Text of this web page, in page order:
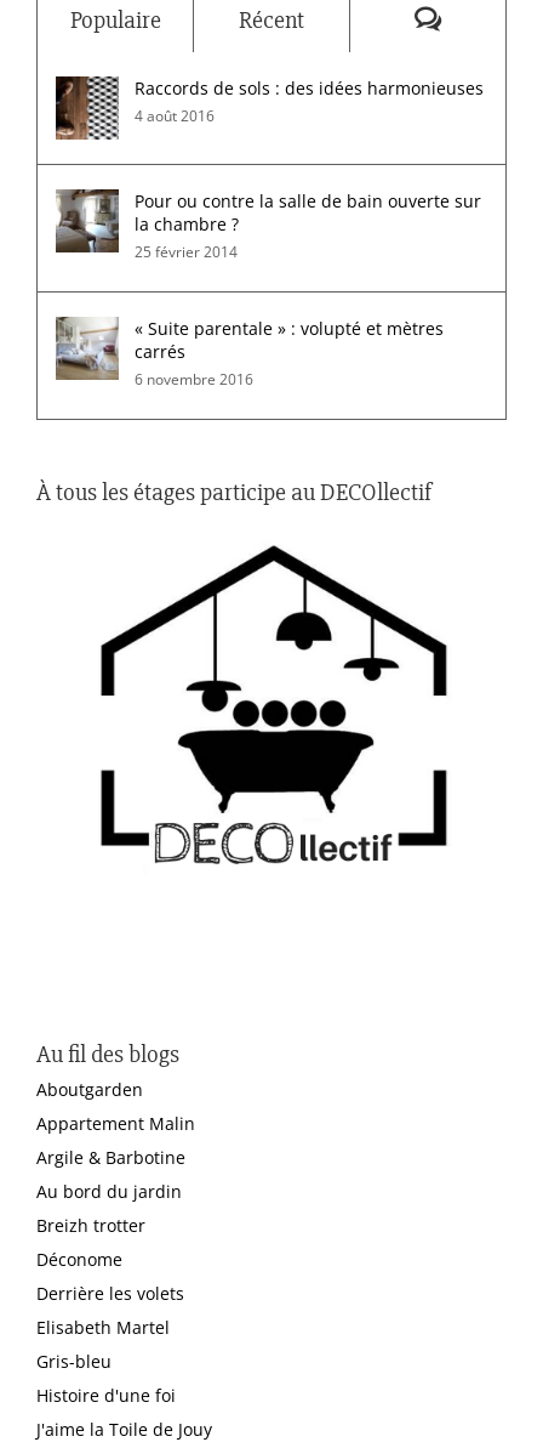
Populaire Récent
Raccords de sols : des idées harmonieuses
4 août 2016
Pour ou contre la salle de bain ouverte sur
la chambre ?
25 février 2014
« Suite parentale » : volupté et mètres
carrés
6 novembre 2016
À tous les étages participe au DECOllectif
Au fil des blogs
Aboutgarden
Appartement Malin
Argile & Barbotine
Au bord du jardin
Breizh trotter
Déconome
Derrière les volets
Elisabeth Martel
Gris-bleu
Histoire d'une foi
J'aime la Toile de Jouy